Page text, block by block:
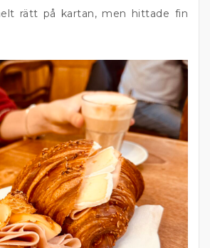
rätt på kartan, men hittade fin